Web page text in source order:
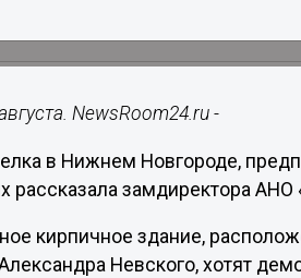
NewsRoom24.ru -
в Нижнем Новгороде,
рассказала замдиректора
кирпичное здание,
Невского, хотят